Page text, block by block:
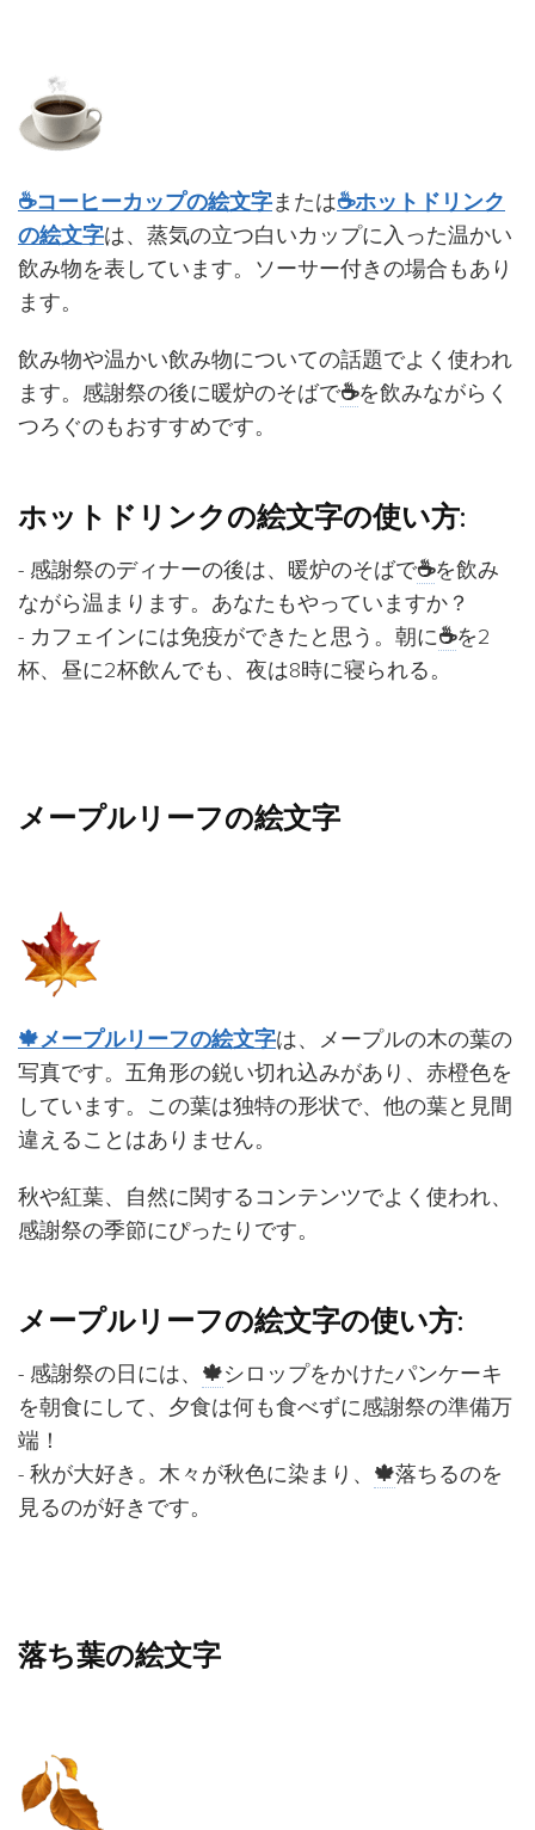
☕コーヒーカップの絵文字または☕ホットドリンク
の絵文字は、蒸気の立つ白いカップに入った温かい
飲み物を表しています。ソーサー付きの場合もあり
ます。
飲み物や温かい飲み物についての話題でよく使われ
ます。感謝祭の後に暖炉のそばで☕を飲みながらく
つろぐのもおすすめです。
ホットドリンクの絵文字の使い方:
- 感謝祭のディナーの後は、暖炉のそばで☕を飲み
ながら温まります。あなたもやっていますか？
- カフェインには免疫ができたと思う。朝に☕を2
杯、昼に2杯飲んでも、夜は8時に寝られる。
メープルリーフの絵文字
🍁メープルリーフの絵文字は、メープルの木の葉の
写真です。五角形の鋭い切れ込みがあり、赤橙色を
しています。この葉は独特の形状で、他の葉と見間
違えることはありません。
秋や紅葉、自然に関するコンテンツでよく使われ、
感謝祭の季節にぴったりです。
メープルリーフの絵文字の使い方:
- 感謝祭の日には、 🍁シロップをかけたパンケーキ
を朝食にして、夕食は何も食べずに感謝祭の準備万
端！
- 秋が大好き。木々が秋色に染まり、 🍁落ちるのを
見るのが好きです。
落ち葉の絵文字